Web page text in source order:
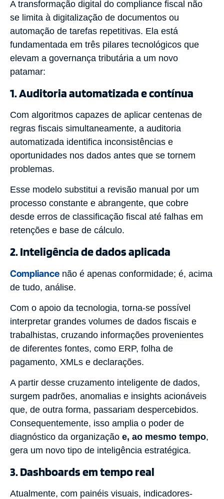
A transformação digital do compliance fiscal não
se limita à digitalização de documentos ou
automação de tarefas repetitivas. Ela está
fundamentada em três pilares tecnológicos que
elevam a governança tributária a um novo
patamar:
1. Auditoria automatizada e contínua
Com algoritmos capazes de aplicar centenas de
regras fiscais simultaneamente, a auditoria
automatizada identifica inconsistências e
oportunidades nos dados antes que se tornem
problemas.
Esse modelo substitui a revisão manual por um
processo constante e abrangente, que cobre
desde erros de classificação fiscal até falhas em
retenções e base de cálculo.
2. Inteligência de dados aplicada
Compliance não é apenas conformidade; é, acima
de tudo, análise.
Com o apoio da tecnologia, torna-se possível
interpretar grandes volumes de dados fiscais e
trabalhistas, cruzando informações provenientes
de diferentes fontes, como ERP, folha de
pagamento, XMLs e declarações.
A partir desse cruzamento inteligente de dados,
surgem padrões, anomalias e insights acionáveis
que, de outra forma, passariam despercebidos.
Consequentemente, isso amplia o poder de
diagnóstico da organização e, ao mesmo tempo,
gera um novo tipo de inteligência estratégica.
3. Dashboards em tempo real
Atualmente, com painéis visuais, indicadores-